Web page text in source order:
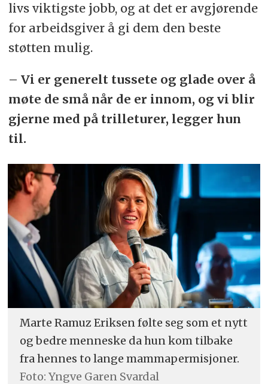
livs viktigste jobb, og at det er avgjørende
for arbeidsgiver å gi dem den beste
støtten mulig.
– Vi er generelt tussete og glade over å
møte de små når de er innom, og vi blir
gjerne med på trilleturer, legger hun
til.
Marte Ramuz Eriksen følte seg som et nytt
og bedre menneske da hun kom tilbake
fra hennes to lange mammapermisjoner.
Foto: Yngve Garen Svardal